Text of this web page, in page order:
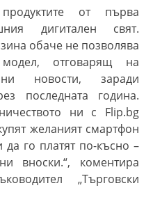
от първа
дигитален свят.
обаче не позволява
отговарящ на
новости, заради
последната година.
ни с Flip.bg
желаният смартфон
да го платят по-късно –
вноски.“, коментира
„Търговски